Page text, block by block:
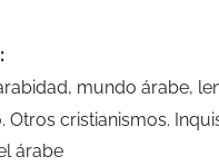
mundo árabe,
Otros cristianismos.
árabe